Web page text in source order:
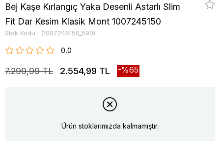
Bej Kaşe Kırlangıç Yaka Desenli Astarlı Slim
Fit Dar Kesim Klasik Mont 1007245150
Stok Kodu (1007245150_590)
0.0
7.299,99 TL 2.554,99 TL 65
Ürün stoklarımızda kalmamıştır.